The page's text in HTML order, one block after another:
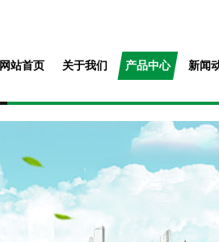
网站首页 关于我们 产品中心 新闻